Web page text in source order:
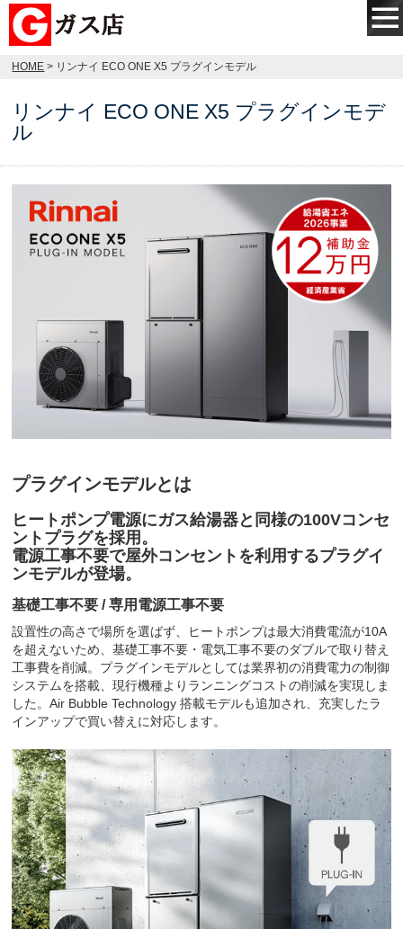
HOME > リンナイ ECO ONE X5 プラグインモデル
リンナイ ECO ONE X5 プラグインモデ
ル
プラグインモデルとは
ヒートポンプ電源にガス給湯器と同様の100Vコンセ
ントプラグを採用。
電源工事不要で屋外コンセントを利用するプラグイ
ンモデルが登場。
基礎工事不要 / 専用電源工事不要
設置性の高さで場所を選ばず、ヒートポンプは最大消費電流が10A
を超えないため、基礎工事不要・電気工事不要のダブルで取り替え
工事費を削減。プラグインモデルとしては業界初の消費電力の制御
システムを搭載、現行機種よりランニングコストの削減を実現しま
した。Air Bubble Technology 搭載モデルも追加され、充実したラ
インアップで買い替えに対応します。